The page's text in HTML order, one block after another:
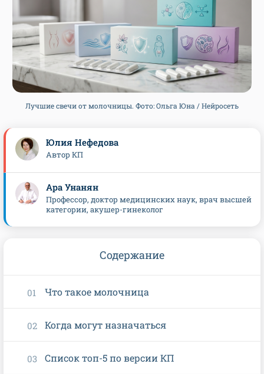
Лучшие свечи от молочницы. Фото: Ольга Юна / Нейросеть
Юлия Нефедова
Автор КП
Ара Унанян
Профессор, доктор медицинских наук, врач высшей
категории, акушер-гинеколог
Содержание
Что такое молочница
Когда могут назначаться
Список топ-5 по версии КП